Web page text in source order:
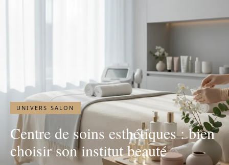
UNIVERS SALON
Centre de soins esthétiques : bien
choisir son institut beauté